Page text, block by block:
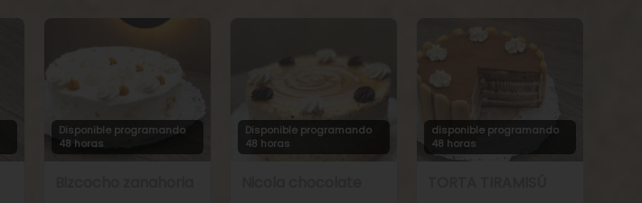
Disponible programando
48 horas
Disponible programando
48 horas
disponible programando
48 horas